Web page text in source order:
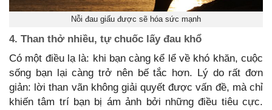
Nỗi đau giấu được sẽ hóa sức mạnh
4. Than thở nhiều, tự chuốc lấy đau khổ
Có một điều lạ là: khi bạn càng kể lể về khó khăn, cuộc
sống bạn lại càng trở nên bế tắc hơn. Lý do rất đơn
giản: lời than vãn không giải quyết được vấn đề, mà chỉ
khiến tâm trí bạn bị ám ảnh bởi những điều tiêu cực.